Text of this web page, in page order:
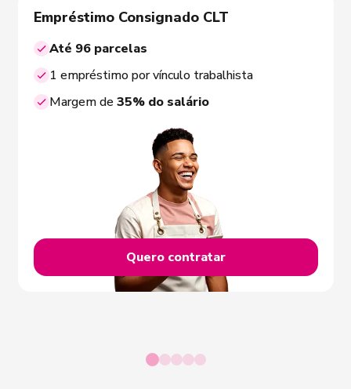
Empréstimo Consignado CLT
Até 96 parcelas
1 empréstimo por vínculo trabalhista
Margem de35% do salário
Quero contratar